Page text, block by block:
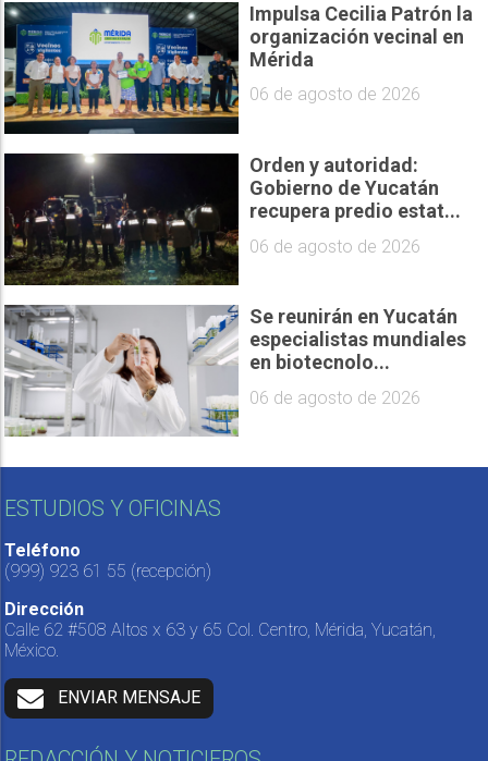
Impulsa Cecilia Patrón la
organización vecinal en
Mérida
06 de agosto de 2026
Orden y autoridad:
Gobierno de Yucatán
recupera predio estat...
06 de agosto de 2026
Se reunirán en Yucatán
especialistas mundiales
en biotecnolo...
06 de agosto de 2026
ESTUDIOS Y OFICINAS
Teléfono
(999) 923 61 55 (recepción)
Dirección
Calle 62 #508 Altos x 63 y 65 Col. Centro, Mérida, Yucatán,
México.
ENVIAR MENSAJE